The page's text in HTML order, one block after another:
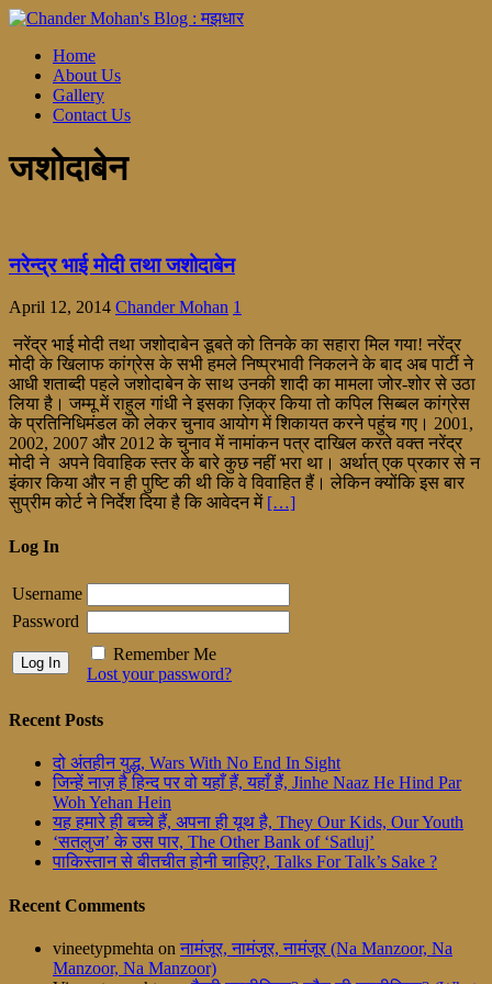
Home
About Us
Gallery
Contact Us
जशोदाबेन
नरेन्द्र भाई मोदी तथा जशोदाबेन
April 12, 2014 Chander Mohan 1
नरेंद्र भाई मोदी तथा जशोदाबेन डूबते को तिनके का सहारा मिल गया! नरेंद्र
मोदी के खिलाफ कांग्रेस के सभी हमले निष्प्रभावी निकलने के बाद अब पार्टी ने
आधी शताब्दी पहले जशोदाबेन के साथ उनकी शादी का मामला जोर-शोर से उठा
लिया है। जम्मू में राहुल गांधी ने इसका ज़िक्र किया तो कपिल सिब्बल कांग्रेस
के प्रतिनिधिमंडल को लेकर चुनाव आयोग में शिकायत करने पहुंच गए। 2001,
2002, 2007 और 2012 के चुनाव में नामांकन पत्र दाखिल करते वक्त नरेंद्र
मोदी ने अपने विवाहिक स्तर के बारे कुछ नहीं भरा था। अर्थात् एक प्रकार से न
इंकार किया और न ही पुष्टि की थी कि वे विवाहित हैं। लेकिन क्योंकि इस बार
सुप्रीम कोर्ट ने निर्देश दिया है कि आवेदन में […]
Log In
Username
Password
Remember Me
Lost your password?
Recent Posts
दो अंतहीन युद्ध, Wars With No End In Sight
जिन्हें नाज़ है हिन्द पर वो यहाँ हैं, यहाँ हैं, Jinhe Naaz He Hind Par
Woh Yehan Hein
यह हमारे ही बच्चे हैं, अपना ही यूथ है, They Our Kids, Our Youth
‘सतलुज’ के उस पार, The Other Bank of ‘Satluj’
पाकिस्तान से बीतचीत होनी चाहिए?, Talks For Talk’s Sake ?
Recent Comments
vineetypmehta on नामंजूर, नामंजूर, नामंजूर (Na Manzoor, Na
Manzoor, Na Manzoor)